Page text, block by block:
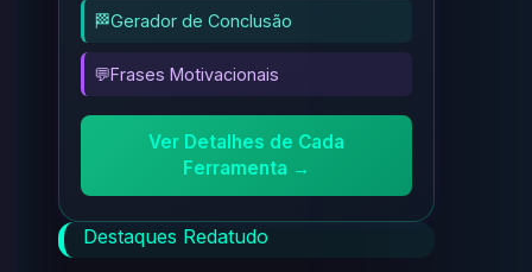
🏁Gerador de Conclusão
💬Frases Motivacionais
Ver Detalhes de Cada
Ferramenta →
Destaques Redatudo